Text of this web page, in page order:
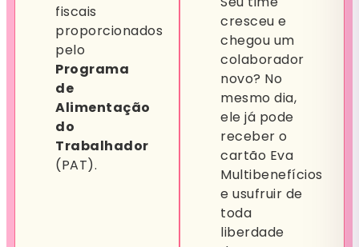
fiscais
proporcionados
pelo
Programa
de
Alimentação
do
Trabalhador
(PAT).
cresceu e
chegou um
colaborador
novo? No
mesmo dia,
ele já pode
receber o
cartão Eva
Multibenefícios
e usufruir de
toda
liberdade